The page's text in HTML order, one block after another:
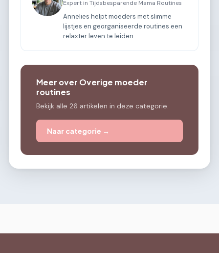
Expert in Tijdsbesparende Mama Routines
Annelies helpt moeders met slimme
lijstjes en georganiseerde routines een
relaxter leven te leiden.
Meer over Overige moeder
routines
Bekijk alle 26 artikelen in deze categorie.
Naar categorie →